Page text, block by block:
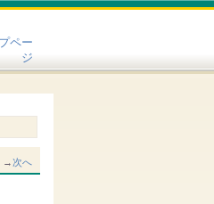
ペー
ジ
→次へ